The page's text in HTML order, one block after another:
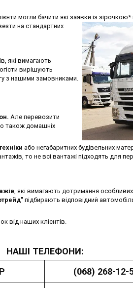
могли бачити які заявки із
на стандартних
які вимагають
вирішують
з нашими замовниками.
Але перевозити
також домашніх
або негабаритних будівельних
то не всі вантажі підходять для
, які вимагають дотримання
підбирають відповідний
від наших клієнтів.
НАШІ ТЕЛЕФОНИ:
(068) 268-12-